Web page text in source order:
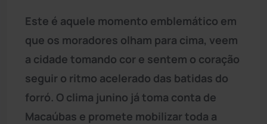
Este é aquele momento emblemático em
que os moradores olham para cima, veem
a cidade tomando cor e sentem o coração
seguir o ritmo acelerado das batidas do
forró. O clima junino já toma conta de
Macaúbas e promete mobilizar toda a